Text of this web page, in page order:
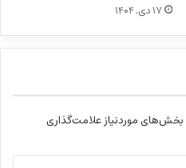
۱۷ دی, ۱۴۰۴
بخش‌های موردنیاز علامت‌گذاری